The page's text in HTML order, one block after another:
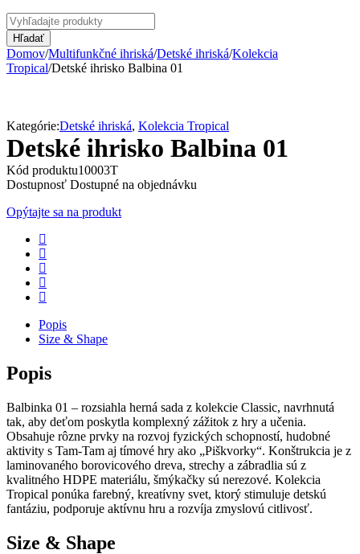
Domov/Multifunkčné ihriská/Detské ihriská/Kolekcia
Tropical/Detské ihrisko Balbina 01
Kategórie:Detské ihriská, Kolekcia Tropical
Detské ihrisko Balbina 01
Kód produktu10003T
Dostupnosť Dostupné na objednávku
Opýtajte sa na produkt
Popis
Size & Shape
Popis
Balbinka 01 – rozsiahla herná sada z kolekcie Classic, navrhnutá
tak, aby deťom poskytla komplexný zážitok z hry a učenia.
Obsahuje rôzne prvky na rozvoj fyzických schopností, hudobné
aktivity s Tam-Tam aj tímové hry ako „Piškvorky“. Konštrukcia je z
laminovaného borovicového dreva, strechy a zábradlia sú z
kvalitného HDPE materiálu, šmýkačky sú nerezové. Kolekcia
Tropical ponúka farebný, kreatívny svet, ktorý stimuluje detskú
fantáziu, podporuje aktívnu hru a rozvíja zmyslovú citlivosť.
Size & Shape